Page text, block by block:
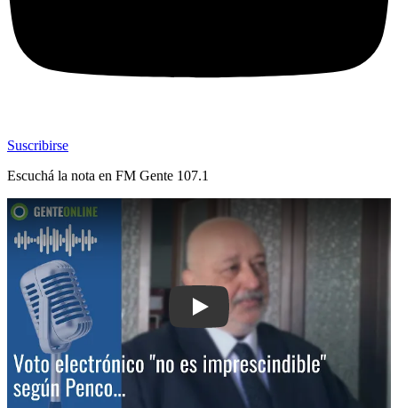
Suscribirse
Escuchá la nota en FM Gente 107.1
Play: Voto electrónico "no es